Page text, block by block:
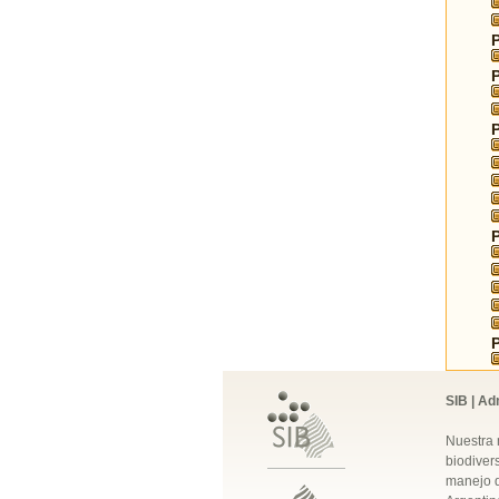
SIB |
Nuestra
manejo